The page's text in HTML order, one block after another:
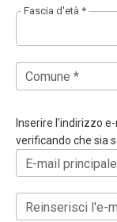
Fascia d'età *
Comune *
Inserire l'indirizzo
verificando che sia
E-mail
Reinserisci l'e-